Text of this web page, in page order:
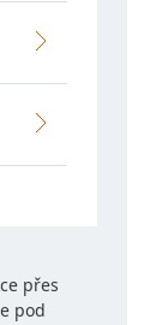
přes
pod